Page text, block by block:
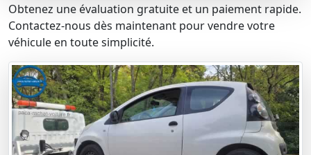
Obtenez une évaluation gratuite et un paiement rapide.
Contactez-nous dès maintenant pour vendre votre
véhicule en toute simplicité.